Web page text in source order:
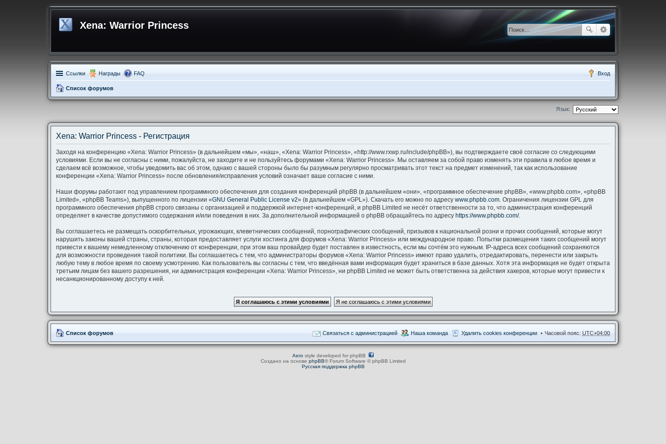
Xena: Warrior Princess
Ссылки Награды FAQ Вход
Список форумов
Язык:
Xena: Warrior Princess - Регистрация
Заходя на конференцию «Xena: Warrior Princess» (в дальнейшем «мы», «наш», «Xena: Warrior Princess», «http://www.rxwp.ru/include/phpBB»), вы подтверждаете своё согласие со следующими
условиями. Если вы не согласны с ними, пожалуйста, не заходите и не пользуйтесь форумами «Xena: Warrior Princess». Мы оставляем за собой право изменять эти правила в любое время и
сделаем всё возможное, чтобы уведомить вас об этом, однако с вашей стороны было бы разумным регулярно просматривать этот текст на предмет изменений, так как использование
конференции «Xena: Warrior Princess» после обновления/исправления условий означает ваше согласие с ними.
Наши форумы работают под управлением программного обеспечения для создания конференций phpBB (в дальнейшем «они», «программное обеспечение phpBB», «www.phpbb.com», «phpBB
Limited», «phpBB Teams»), выпущенного по лицензии «GNU General Public License v2» (в дальнейшем «GPL»). Скачать его можно по адресу www.phpbb.com . Ограничения лицензии GPL для
программного обеспечения phpBB строго связаны с организацией и поддержкой интернет-конференций, и phpBB Limited не несёт ответственности за то, что администрация конференций
определяет в качестве допустимого содержания и/или поведения в них. За дополнительной информацией о phpBB обращайтесь по адресу https://www.phpbb.com/.
Вы соглашаетесь не размещать оскорбительных, угрожающих, клеветнических сообщений, порнографических сообщений, призывов к национальной розни и прочих сообщений, которые могут
нарушить законы вашей страны, страны, которая предоставляет услуги хостинга для форумов «Xena: Warrior Princess» или международное право. Попытки размещения таких сообщений могут
привести к вашему немедленному отключению от конференции, при этом ваш провайдер будет поставлен в известность, если мы сочтём это нужным. IP-адреса всех сообщений сохраняются
для возможности проведения такой политики. Вы соглашаетесь с тем, что администраторы форумов «Xena: Warrior Princess» имеют право удалить, отредактировать, перенести или закрыть
любую тему в любое время по своему усмотрению. Как пользователь вы согласны с тем, что введённая вами информация будет храниться в базе данных. Хотя эта информация не будет открыта
третьим лицам без вашего разрешения, ни администрация конференции «Xena: Warrior Princess», ни phpBB Limited не может быть ответственна за действия хакеров, которые могут привести к
несанкционированному доступу к ней.
Список форумов Часовой пояс: UTC+04:00
Удалить cookies конференции
Наша команда
Связаться с администрацией
Aero style developed for phpBB
Создано на основе phpBB® Forum Software © phpBB Limited
Русская поддержка phpBB